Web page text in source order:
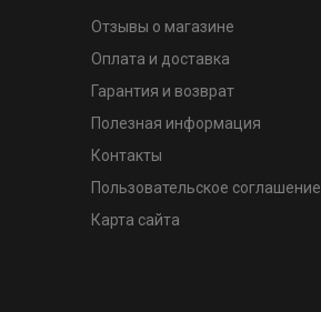
Отзывы о магазине
Оплата и доставка
Гарантия и возврат
Полезная информация
Контакты
Пользовательское соглашение
Карта сайта